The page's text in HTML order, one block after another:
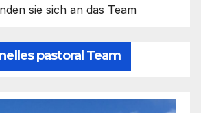
sie sich an das Team
pastoral Team